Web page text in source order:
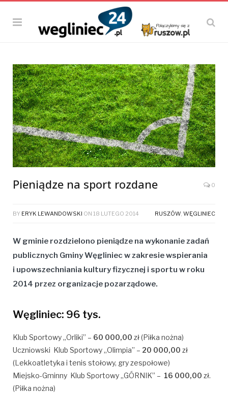
Pieniądze na sport rozdane 0
BY ERYK LEWANDOWSKI ON 18 LUTEGO 2014 RUSZÓW, WĘGLINIEC
W gminie rozdzielono pieniądze na wykonanie zadań
publicznych Gminy Węgliniec w zakresie wspierania
i upowszechniania kultury fizycznej i sportu w roku
2014 przez organizacje pozarządowe.
Węgliniec: 96 tys.
Klub Sportowy „Orliki” – 60 000,00 zł (Piłka nożna)
Uczniowski Klub Sportowy „Olimpia” – 20 000,00 zł
(Lekkoatletyka i tenis stołowy, gryzespołowe)
Miejsko-Gminny Klub Sportowy „GÓRNIK” – 16 000,00 zł.
(Piłka nożna)